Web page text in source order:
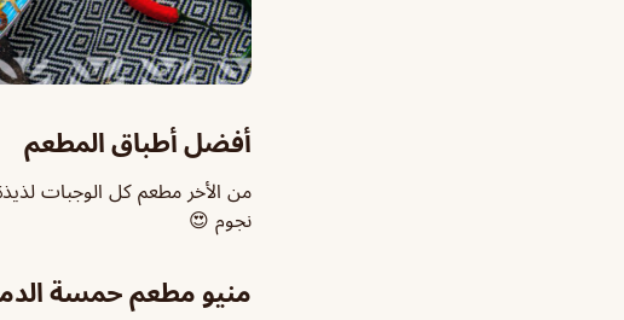
أفضل أطباق المطعم
من الأخر مطعم كل الوجبات
نجوم 😍
منيو مطعم حمسة